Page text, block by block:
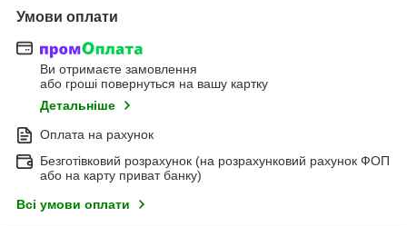
Умови оплати
Ви отримаєте замовлення
або гроші повернуться на вашу картку
Детальніше
Оплата на рахунок
Безготівковий розрахунок (на розрахунковий рахунок ФОП
або на карту приват банку)
Всі умови оплати